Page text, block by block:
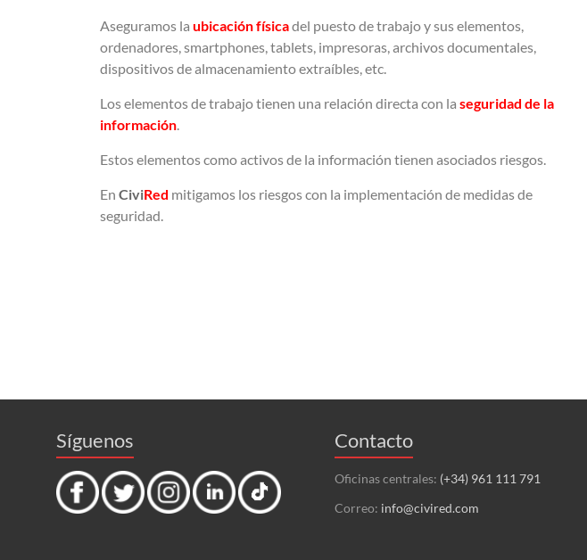
Aseguramos la ubicación físicadel puesto de trabajo y sus elementos,
ordenadores, smartphones, tablets, impresoras, archivos documentales,
dispositivos de almacenamiento extraíbles, etc.
Los elementos de trabajo tienen una relación directa con la seguridad de la
información.
Estos elementos como activos de la información tienen asociados riesgos.
En CiviRed mitigamos los riesgos con la implementación de medidas de
seguridad.
Síguenos Contacto
Oficinas centrales: (+34) 961 111 791
Correo: info@civired.com